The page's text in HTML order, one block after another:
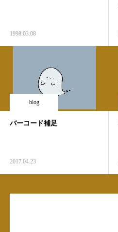
1998.03.08
blog
バーコード補足
2017.04.23